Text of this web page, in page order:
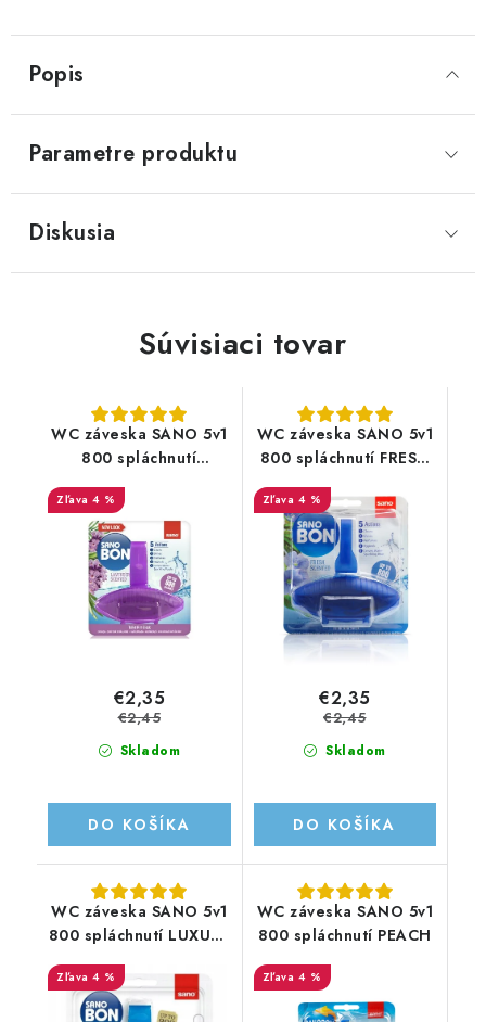
Popis
Parametre produktu
Diskusia
Súvisiaci tovar
WC záveska SANO 5v1
800 spláchnutí
LAVENDER
4 %
Skladom
€2,35
€2,45
DO KOŠÍKA
WC záveska SANO 5v1
800 spláchnutí FRESH
SCENT
4 %
Skladom
€2,35
€2,45
DO KOŠÍKA
WC záveska SANO 5v1
800 spláchnutí LUXURY
4 %
WC záveska SANO 5v1
800 spláchnutí PEACH
4 %